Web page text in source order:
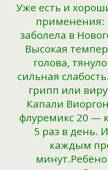
Уже есть и
применения:
заболела в
Высокая
голова,
сильная
грипп или
Капали
флуремикс 20 —
5 раз в день.
каждым